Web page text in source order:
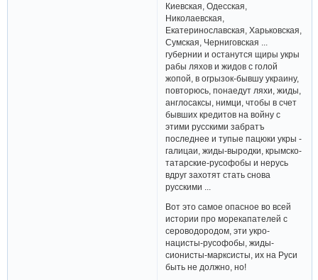
Киевская, Одесская,
Николаевская,
Екатеринославская, Харьковская,
Сумская, Черниговская ...
губернии и останутся щиры укры
рабы ляхов и жидов с голой
жопой, в огрызок-бывшу украину,
повторюсь, понаедут ляхи, жиды,
англосаксы, нимци, чтобы в счет
бывших кредитов на войну с
этими русскими забратъ
последнее и тупые пацюки укры -
галицаи, жиды-выродки, крымско-
татарские-русофобы и нерусь
вдруг захотят стать снова
русскими ...
Вот это самое опасное во всей
истории про морекапателей с
сероводородом, эти укро-
нацисты-русофобы, жиды-
сионисты-марксисты, их на Руси
быть не должно, но!